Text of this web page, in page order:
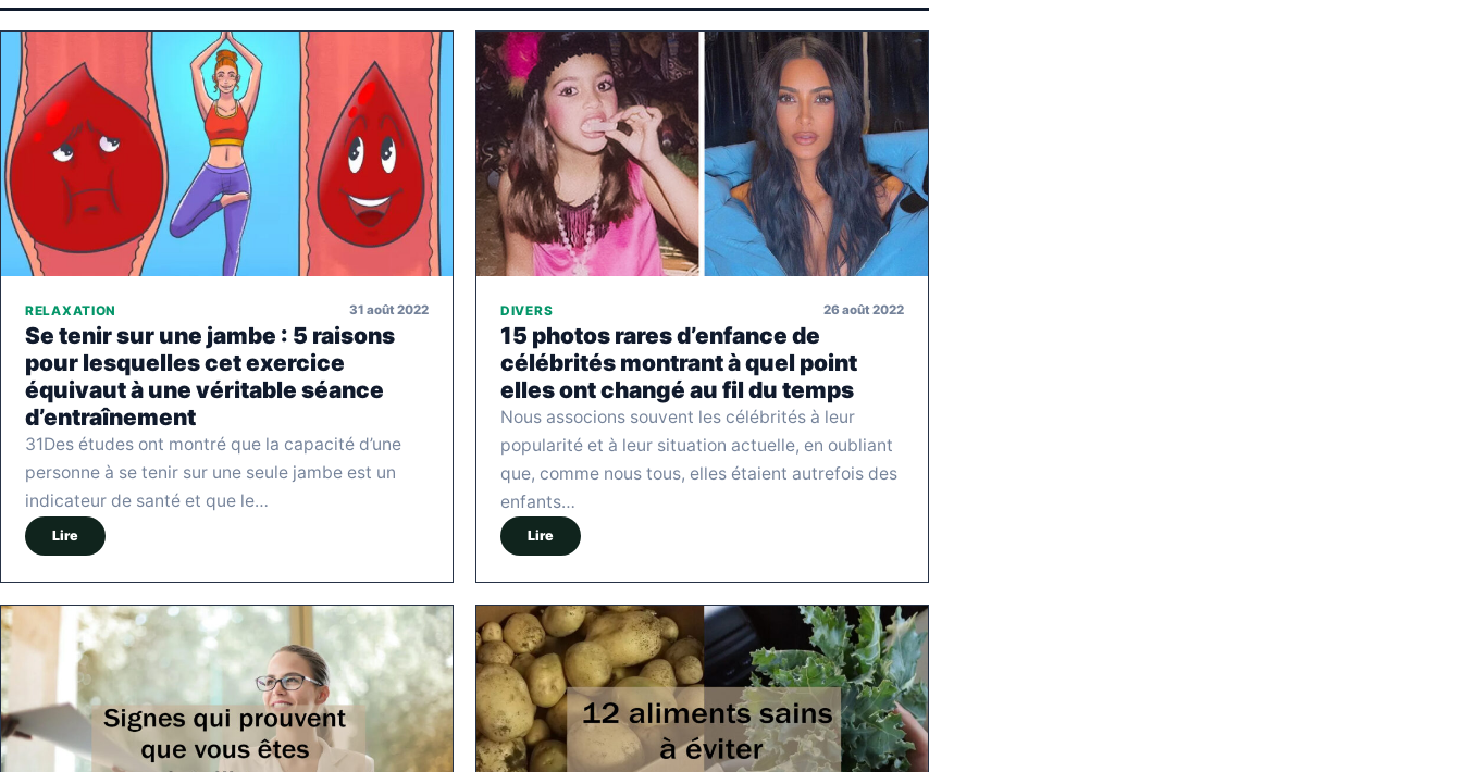
RELAXATION 31 août 2022
Se tenir sur une jambe : 5 raisons
pour lesquelles cet exercice
équivaut à une véritable séance
d’entraînement
31Des études ont montré que la capacité d’une
personne à se tenir sur une seule jambe est un
indicateur de santé et que le…
Lire
DIVERS 26 août 2022
15 photos rares d’enfance de
célébrités montrant à quel point
elles ont changé au fil du temps
Nous associons souvent les célébrités à leur
popularité et à leur situation actuelle, en oubliant
que, comme nous tous, elles étaient autrefois des
enfants…
Lire